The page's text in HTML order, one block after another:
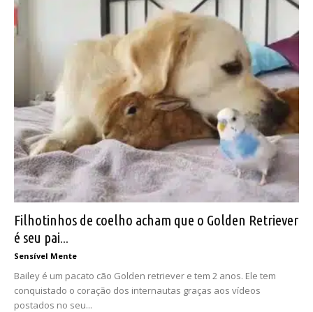
Filhotinhos de coelho acham que o Golden Retriever
é seu pai...
Sensível Mente
Bailey é um pacato cão Golden retriever e tem 2 anos. Ele tem
conquistado o coração dos internautas graças aos vídeos
postados no seu...